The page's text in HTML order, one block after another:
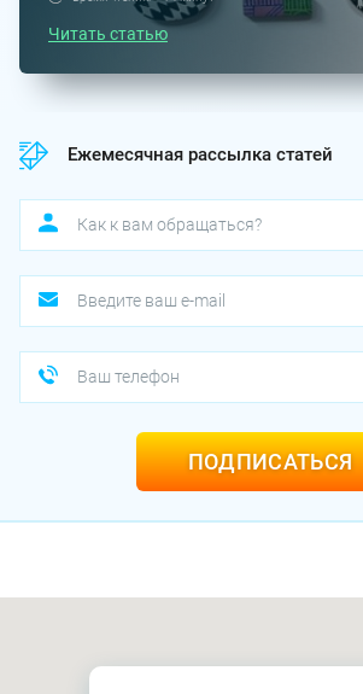
Читать статью
Ежемесячная рассылка статей
ПОДПИСАТЬСЯ